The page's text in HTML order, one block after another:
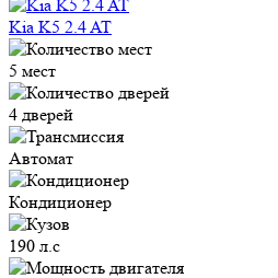
Kia K5 2.4 AT
5 мест
4 дверей
Автомат
Кондиционер
190 л.с